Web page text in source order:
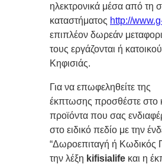
ηλεκτρονικά μέσα από τη
καταστήματος http://
επιπλέον δωρεάν
τους εργάζονται ή
Κηφισιάς.
Για να επωφεληθείτε της
έκπτωσης προσθέστε στο
προϊόντα που σας
στο ειδικό πεδίο με την
“Δωροεπιταγή ή Κωδικός
την λέξη kifisialife και η